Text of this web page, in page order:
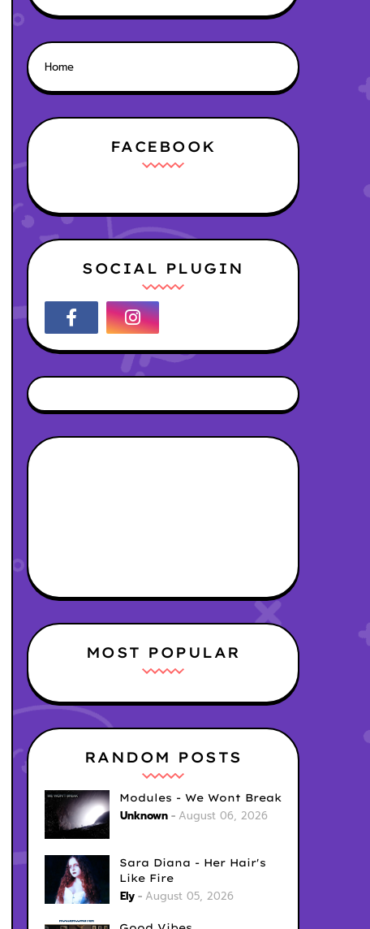
Home
FACEBOOK
SOCIAL PLUGIN
MOST POPULAR
RANDOM POSTS
Modules - We Wont Break
Unknown August 06, 2026
Sara Diana - Her Hair's
Like Fire
Ely August 05, 2026